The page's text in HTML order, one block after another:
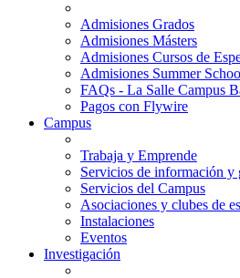
Admisiones Grados
Admisiones Másters
Admisiones Cursos de
Admisiones Summer
FAQs - La Salle Campus
Pagos con Flywire
Campus
Trabaja y Emprende
Servicios de información y
Servicios del Campus
Asociaciones y clubes de
Instalaciones
Eventos
Investigación